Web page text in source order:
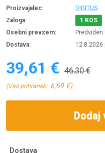
Proizvajalec:
DIGITUS
Zaloga:
1 KOS
Osebni prevzem:
Dostava:
12.8.2026
39,61 € 46,30 €
(Vaš prihranek: 6,69 €)
Dodaj
Dostava